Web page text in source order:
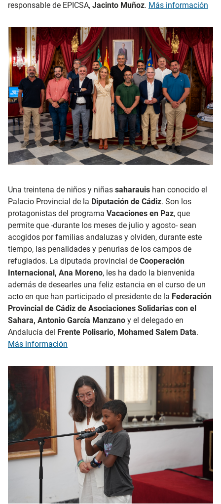
responsable de EPICSA, Jacinto Muñoz. Más información
Una treintena de niños y niñas saharauis han conocido el
Palacio Provincial de la Diputación de Cádiz. Son los
protagonistas del programa Vacaciones en Paz, que
permite que -durante los meses de julio y agosto- sean
acogidos por familias andaluzas y olviden, durante este
tiempo, las penalidades y penurias de los campos de
refugiados. La diputada provincial de Cooperación
Internacional, Ana Moreno, les ha dado la bienvenida
además de desearles una feliz estancia en el curso de un
acto en que han participado el presidente de la Federación
Provincial de Cádiz de Asociaciones Solidarias con el
Sahara, Antonio García Manzano y el delegado en
Andalucía del Frente Polisario, Mohamed Salem Data.
Más información